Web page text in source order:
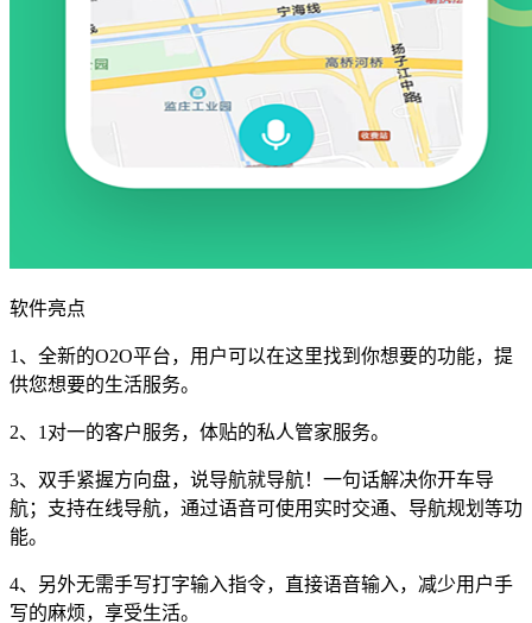
软件亮点
1、全新的O2O平台，用户可以在这里找到你想要的功能，提
供您想要的生活服务。
2、1对一的客户服务，体贴的私人管家服务。
3、双手紧握方向盘，说导航就导航！一句话解决你开车导
航；支持在线导航，通过语音可使用实时交通、导航规划等功
能。
4、另外无需手写打字输入指令，直接语音输入，减少用户手
写的麻烦，享受生活。